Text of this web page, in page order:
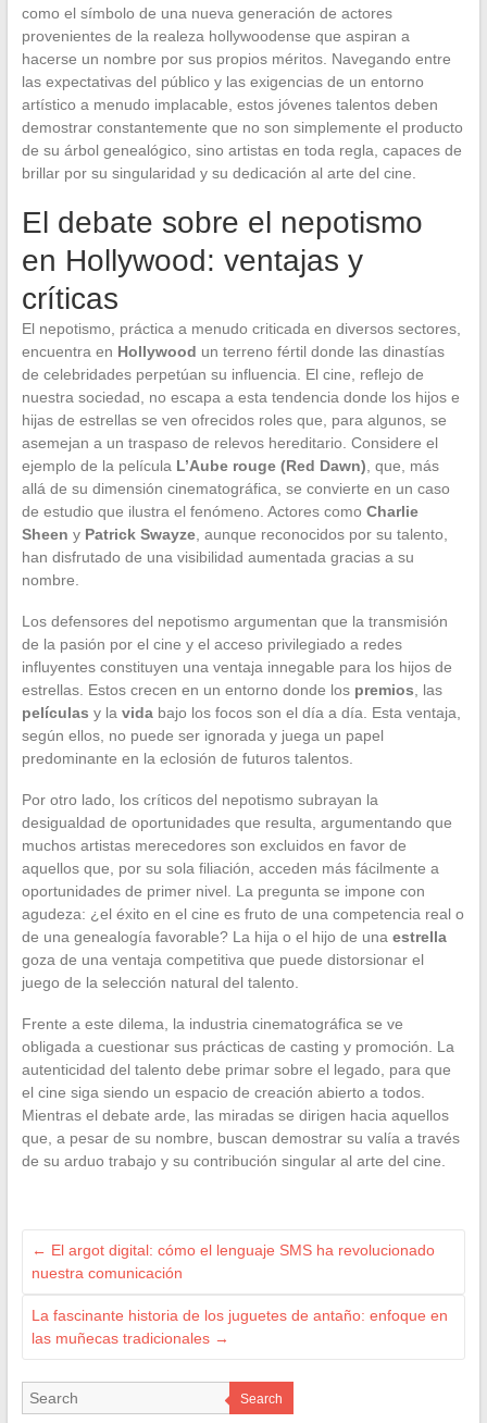
como el símbolo de una nueva generación de actores
provenientes de la realeza hollywoodense que aspiran a
hacerse un nombre por sus propios méritos. Navegando entre
las expectativas del público y las exigencias de un entorno
artístico a menudo implacable, estos jóvenes talentos deben
demostrar constantemente que no son simplemente el producto
de su árbol genealógico, sino artistas en toda regla, capaces de
brillar por su singularidad y su dedicación al arte del cine.
El debate sobre el nepotismo
en Hollywood: ventajas y
críticas
El nepotismo, práctica a menudo criticada en diversos sectores,
encuentra en Hollywood un terreno fértil donde las dinastías
de celebridades perpetúan su influencia. El cine, reflejo de
nuestra sociedad, no escapa a esta tendencia donde los hijos e
hijas de estrellas se ven ofrecidos roles que, para algunos, se
asemejan a un traspaso de relevos hereditario. Considere el
ejemplo de la película L’Aube rouge (Red Dawn) , que, más
allá de su dimensión cinematográfica, se convierte en un caso
de estudio que ilustra el fenómeno. Actores como Charlie
Sheen y Patrick Swayze, aunque reconocidos por su talento,
han disfrutado de una visibilidad aumentada gracias a su
nombre.
Los defensores del nepotismo argumentan que la transmisión
de la pasión por el cine y el acceso privilegiado a redes
influyentes constituyen una ventaja innegable para los hijos de
estrellas. Estos crecen en un entorno donde los premios , las
películas y la vidabajo los focos son el día a día. Esta ventaja,
según ellos, no puede ser ignorada y juega un papel
predominante en la eclosión de futuros talentos.
Por otro lado, los críticos del nepotismo subrayan la
desigualdad de oportunidades que resulta, argumentando que
muchos artistas merecedores son excluidos en favor de
aquellos que, por su sola filiación, acceden más fácilmente a
oportunidades de primer nivel. La pregunta se impone con
agudeza: ¿el éxito en el cine es fruto de una competencia real o
de una genealogía favorable? La hija o el hijo de una estrella
goza de una ventaja competitiva que puede distorsionar el
juego de la selección natural del talento.
Frente a este dilema, la industria cinematográfica se ve
obligada a cuestionar sus prácticas de casting y promoción. La
autenticidad del talento debe primar sobre el legado, para que
el cine siga siendo un espacio de creación abierto a todos.
Mientras el debate arde, las miradas se dirigen hacia aquellos
que, a pesar de su nombre, buscan demostrar su valía a través
de su arduo trabajo y su contribución singular al arte del cine.
← El argot digital: cómo el lenguaje SMS ha revolucionado
nuestra comunicación
La fascinante historia de los juguetes de antaño: enfoque en
las muñecas tradicionales →
Search